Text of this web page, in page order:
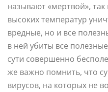
называют «мертвой», так
высоких температур
вредные, но и все
в ней убиты все
сути совершенно
же важно помнить, что
вирусов, на которых не